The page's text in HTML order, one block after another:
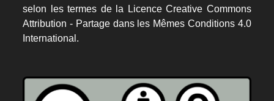
selon les termes de la
Licence Creative Commons
Attribution - Partage dans les Mêmes Conditions 4.0
International.